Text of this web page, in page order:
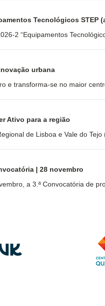
Tecnológicos STEP
2 “Equipamentos
urbana
e transforma-se no maior
Ativo para a região
de Lisboa e Vale do
| 28 novembro
a 3.ª Convocatória de